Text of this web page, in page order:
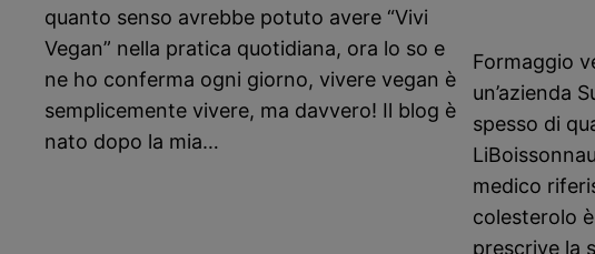
quanto senso avrebbe potuto avere “Vivi
Vegan” nella pratica quotidiana, ora lo so e
ne ho conferma ogni giorno, vivere vegan è
semplicemente vivere, ma davvero! Il blog è
nato dopo la mia…
Formaggio
un’azienda
spesso di
medico
colesterolo
prescrive la